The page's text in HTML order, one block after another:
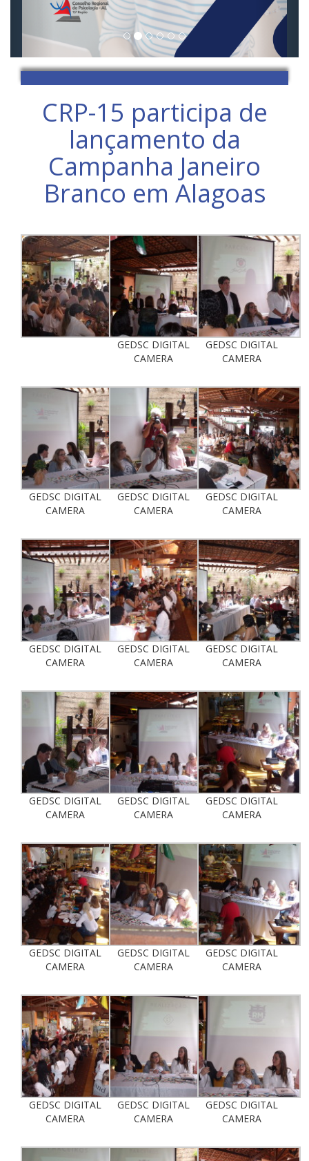
CRP-15 participa de
lançamento da
Campanha Janeiro
Branco em Alagoas
GEDSC DIGITAL
CAMERA
GEDSC DIGITAL
CAMERA
GEDSC DIGITAL
CAMERA
GEDSC DIGITAL
CAMERA
GEDSC DIGITAL
CAMERA
GEDSC DIGITAL
CAMERA
GEDSC DIGITAL
CAMERA
GEDSC DIGITAL
CAMERA
GEDSC DIGITAL
CAMERA
GEDSC DIGITAL
CAMERA
GEDSC DIGITAL
CAMERA
GEDSC DIGITAL
CAMERA
GEDSC DIGITAL
CAMERA
GEDSC DIGITAL
CAMERA
GEDSC DIGITAL
CAMERA
GEDSC DIGITAL
CAMERA
GEDSC DIGITAL
CAMERA